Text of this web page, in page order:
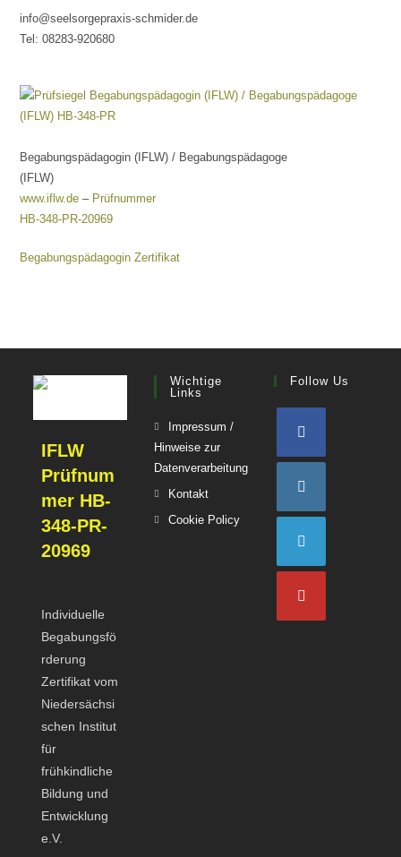
info@seelsorgepraxis-schmider.de
Tel: 08283-920680
Begabungspädagogin (IFLW) / Begabungspädagoge
(IFLW)
www.iflw.de – Prüfnummer
HB-348-PR-20969
Begabungspädagogin Zertifikat
IFLW
Prüfnum
mer HB-
348-PR-
20969
Individuelle
Begabungsfö
rderung
Zertifikat vom
Niedersächsi
schen Institut
für
frühkindliche
Bildung und
Entwicklung
e.V.
Wichtige
Links
Impressum /
Hinweise zur
Datenverarbeitung
Opens
KontaktOpens
in
Cookie PolicyOpens
Follow Us
Opens
a
new
Opens
a
new
Opens
a